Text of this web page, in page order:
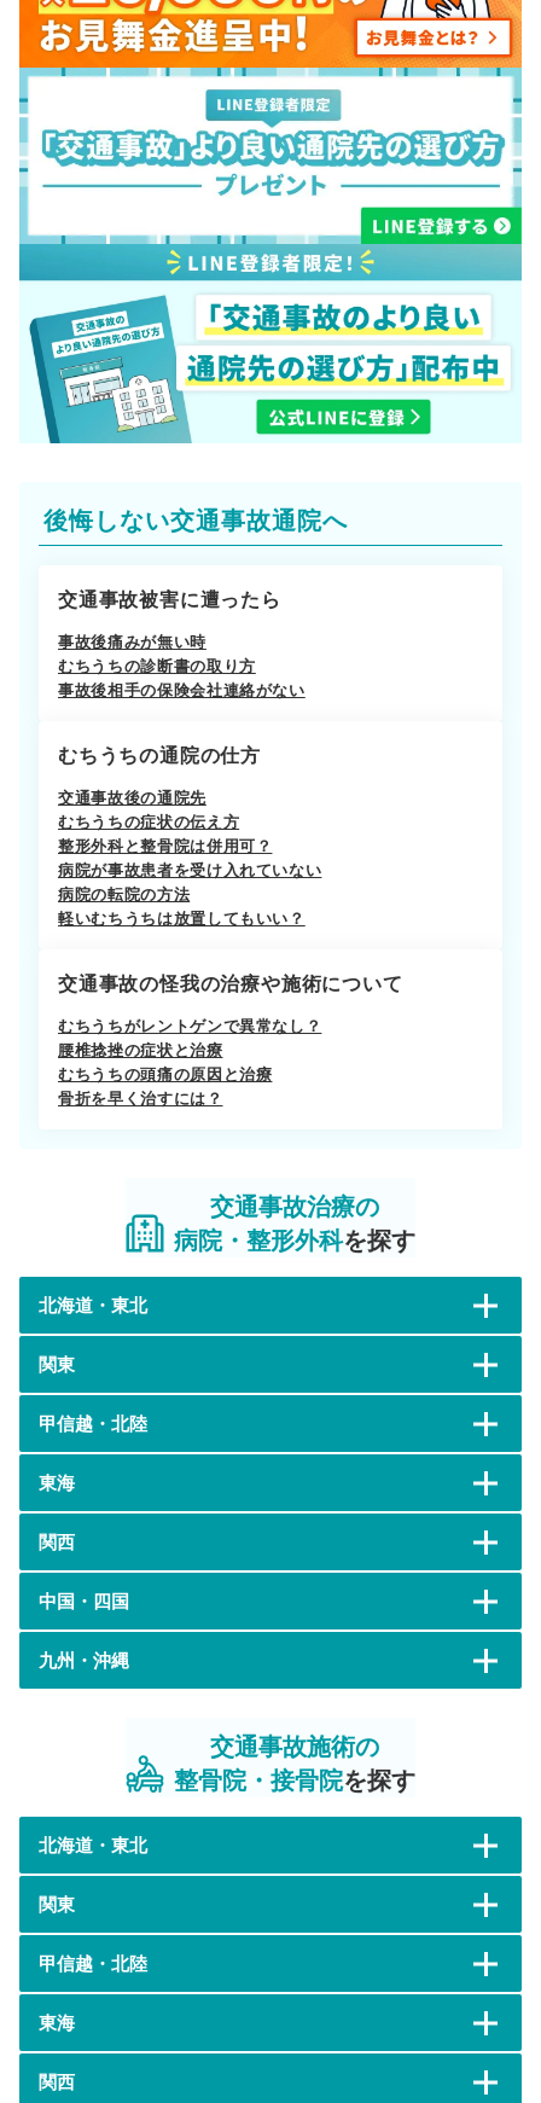
後悔しない交通事故通院へ
交通事故被害に遭ったら
事故後痛みが無い時
むちうちの診断書の取り方
事故後相手の保険会社連絡がない
むちうちの通院の仕方
交通事故後の通院先
むちうちの症状の伝え方
整形外科と整骨院は併用可？
病院が事故患者を受け入れていない
病院の転院の方法
軽いむちうちは放置してもいい？
交通事故の怪我の治療や施術について
むちうちがレントゲンで異常なし？
腰椎捻挫の症状と治療
むちうちの頭痛の原因と治療
骨折を早く治すには？
交通事故治療の
病院・整形外科を探す
北海道・東北
関東
甲信越・北陸
東海
関西
中国・四国
九州・沖縄
交通事故施術の
整骨院・接骨院を探す
北海道・東北
関東
甲信越・北陸
東海
関西